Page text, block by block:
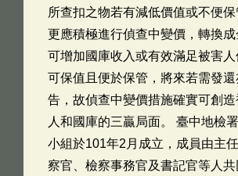
所查扣之物若有減低價值或不便保
更應積極進行偵查中變價，轉換
可增加國庫收入或有效滿足被害
可保值且便於保管，將來若需發
告，故偵查中變價措施確實可創
人和國庫的三贏局面。 臺中地檢
小組於101年2月成立，成員由主
察官、檢察事務官及書記官等人